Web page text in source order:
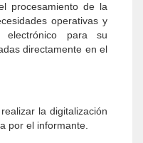
procesamiento de la
operativas y
electrónico para su
directamente en el
la digitalización
por el informante.